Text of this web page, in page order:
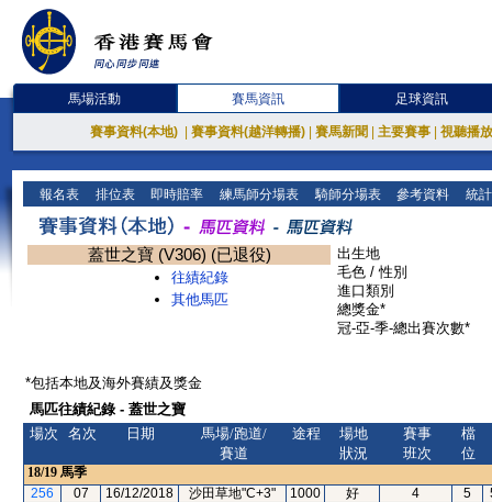
馬場活動 賽馬資訊 足球資訊
賽事資料(本地) 賽事資料(越洋轉播) 賽馬新聞 主要賽事 視聽播
報名表 排位表 即時賠率 練馬師分場表 騎師分場表 參考資料 統
蓋世之寶 (V306) (已退役)
往績紀錄
其他馬匹
出生地
毛色 / 性別
進口類別
總獎金*
冠-亞-季-總出賽次數*
*包括本地及海外賽績及獎金
馬匹往績紀錄 - 蓋世之寶
場次
名次 日期
馬場/跑道/
賽道
途程
場地
狀況
賽事
班次
檔
位
18/19 馬季
256
07 16/12/2018 沙田草地"C+3" 1000 好 4 5